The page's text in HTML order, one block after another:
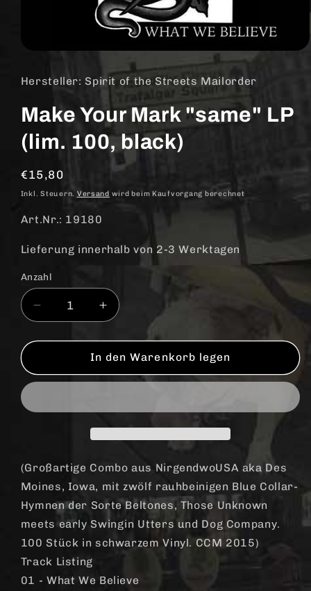
in
Modal
Hersteller: Spirit of the Streets Mailorder
Make Your Mark "same" LP
(lim. 100, black)
Normaler
Preis
€15,80
Inkl. Steuern. Versand wird beim Kaufvorgang berechnet
Art.Nr.: 19180
Lieferung innerhalb von 2-3 Werktagen
Anzahl
Anzahl
Verringere
die
Menge
Make
100,
black)
Erhöhe
die
Menge
für
Make
100,
black)
In den Warenkorb legen
(Großartige Combo aus NirgendwoUSA aka Des
Moines, Iowa, mit zwölf rauhbeinigen Blue Collar-
Hymnen der Sorte Beltones, Those Unknown
meets early Swingin Utters und Dog Company.
100 Stück in schwarzem Vinyl. CCM 2015)
Track Listing
01 - What We Believe